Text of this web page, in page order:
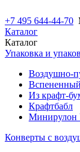
+7 495 644-44-70
Каталог
Каталог
Упаковка и
Воздушно-
Из крафт-
Крафтбабл
Конверты с